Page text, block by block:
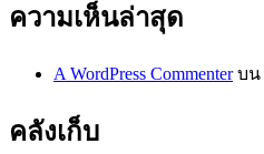
ความเห็นล่าสุด
A WordPress Commenterบน
คลังเก็บ